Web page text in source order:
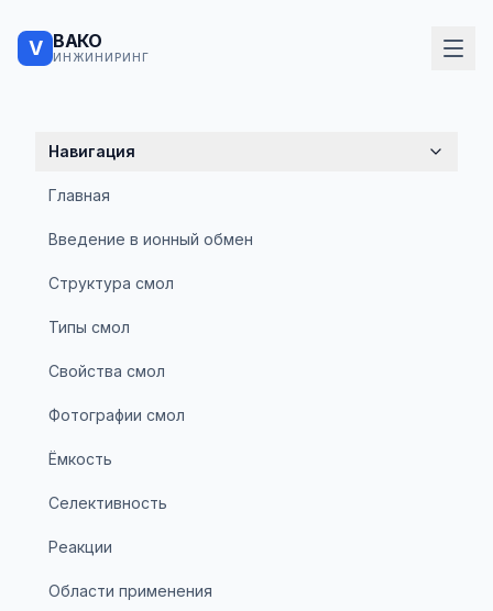
V ВАКО
ИНЖИНИРИНГ
Навигация
Главная
Введение в ионный обмен
Структура смол
Типы смол
Свойства смол
Фотографии смол
Ёмкость
Селективность
Реакции
Области применения